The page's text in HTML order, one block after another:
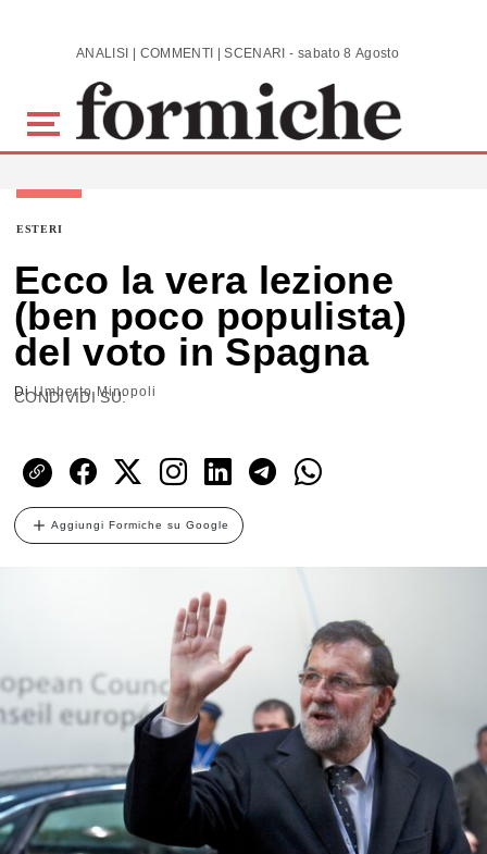
Skip to main content ANALISI | COMMENTI | SCENARI - sabato 8 Agosto 2026
ESTERI
Ecco la vera lezione
(ben poco populista)
del voto in Spagna
DiUmberto Minopoli
CONDIVIDI SU:
Aggiungi Formiche su Google